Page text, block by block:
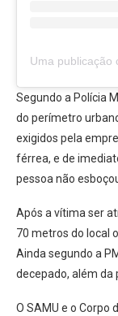
Segundo a Polícia
do perímetro
exigidos pela
férrea, e de
pessoa não
Após a vítima ser
70 metros do local
Ainda segundo a
decepado, além da
O SAMU e o